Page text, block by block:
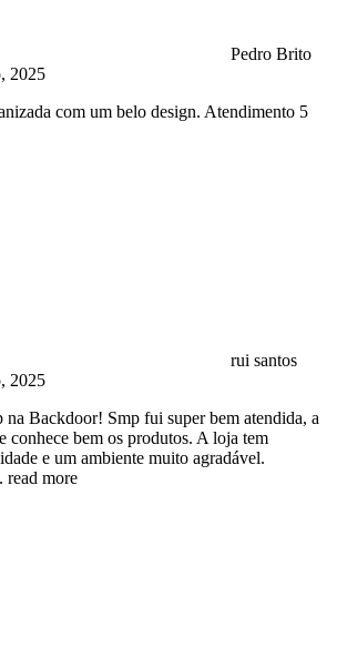
Pedro Brito
2025
com um belo design. Atendimento 5
rui santos
2025
na Backdoor! Smp fui super bem atendida, a
conhece bem os produtos. A loja tem
e um ambiente muito agradável.
read more